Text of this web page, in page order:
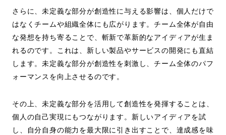
さらに、未定義な部分が創造性に与える影響は、個人だけで
はなくチームや組織全体にも広がります。チーム全体が自由
な発想を持ち寄ることで、斬新で革新的なアイディアが生ま
れるのです。これは、新しい製品やサービスの開発にも直結
します。未定義な部分が創造性を刺激し、チーム全体のパフ
ォーマンスを向上させるのです。
その上、未定義な部分を活用して創造性を発揮することは、
個人の自己実現にもつながります。新しいアイディアを試
し、自分自身の能力を最大限に引き出すことで、達成感を味